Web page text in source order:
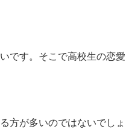
です。そこで高校生の恋愛
方が多いのではないでしょ